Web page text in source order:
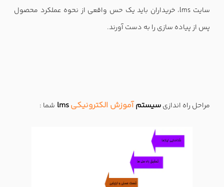
سایت lms، خریداران باید یک حس واقعی از نحوه عملکرد محصول
پس از پیاده سازی را به دست آورند.
مراحل راه اندازیسیستمآموزش الکترونیکیlms شما :